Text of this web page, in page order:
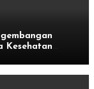
Kesehatan